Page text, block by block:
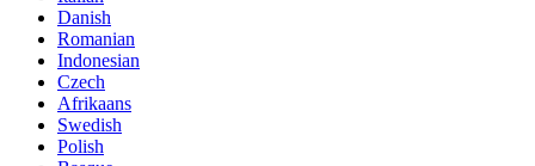
Danish
Romanian
Indonesian
Czech
Afrikaans
Swedish
Polish